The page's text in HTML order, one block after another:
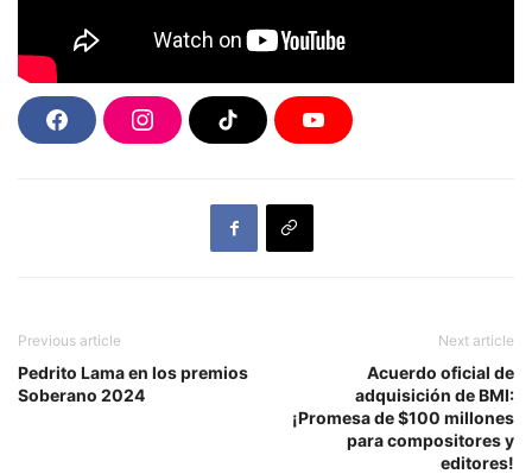
F
a
I
n i
o
k
Y
o
Previous article
Pedrito Lama en los premios
Soberano 2024
Next article
Acuerdo oficial de
adquisición de BMI:
¡Promesa de $100 millones
para compositores y
editores!